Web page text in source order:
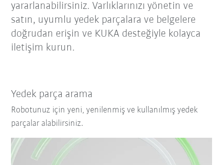
yararlanabilirsiniz. Varlıklarınızı yönetin ve
satın, uyumlu yedek parçalara ve belgelere
doğrudan erişin ve KUKA desteğiyle kolayca
iletişim kurun.
Yedek parça arama
Robotunuz için yeni, yenilenmiş ve kullanılmış yedek
parçalar alabilirsiniz.